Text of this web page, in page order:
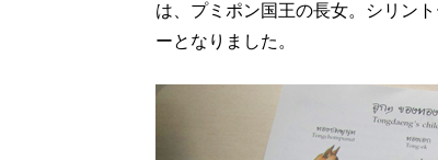
は、プミポン国王の長女。シリン
ーとなりました。